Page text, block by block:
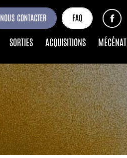
NOUS CONTACTER FAQ
SORTIES ACQUISITIONS MÉCÉNAT